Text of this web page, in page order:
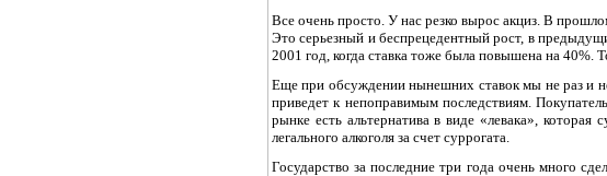
Все очень просто. У нас резко вырос акциз. В
Это серьезный и беспрецедентный рост, в
2001 год, когда ставка тоже была повышена на 40%.
Еще при обсуждении нынешних ставок мы не раз и
приведет к непоправимым последствиям.
рынке есть альтернатива в виде «левака»,
легального алкоголя за счет суррогата.
Государство за последние три года очень много